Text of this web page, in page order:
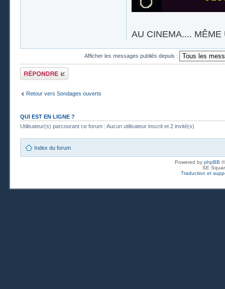
AU CINEMA.... MÊME
Afficher les messages publiés depuis :
Publier une
réponse
Retour vers Sondages ouverts
QUI EST EN LIGNE ?
Utilisateur(s) parcourant ce forum : Aucun utilisateur inscrit et 2 invité(s)
Index du forum
Powered by phpBB
SE
Traduction et